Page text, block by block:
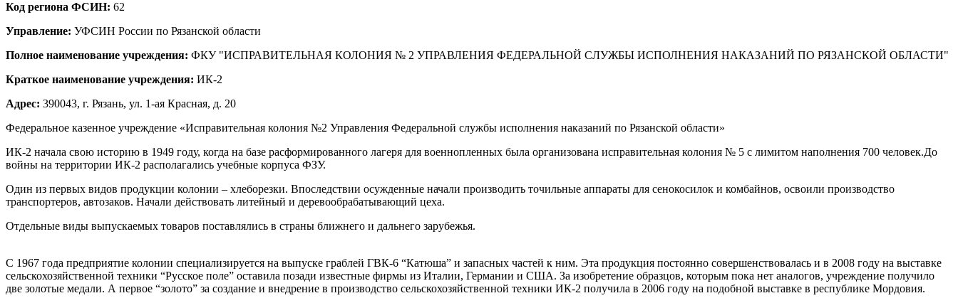
Код региона ФСИН: 62
Управление: УФСИН России по Рязанской области
Полное наименование учреждения: ФКУ "ИСПРАВИТЕЛЬНАЯ КОЛОНИЯ № 2 УПРАВЛЕНИЯ ФЕДЕРАЛЬНОЙ СЛУЖБЫ ИСПОЛНЕНИЯ НАКАЗАНИЙ ПО РЯЗАНСКОЙ ОБЛАСТИ"
Краткое наименование учреждения: ИК-2
Адрес: 390043, г. Рязань, ул. 1-ая Красная, д. 20
Федеральное казенное учреждение «Исправительная колония №2 Управления Федеральной службы исполнения наказаний по Рязанской области»
ИК-2 начала свою историю в 1949 году, когда на базе расформированного лагеря для военнопленных была организована исправительная колония № 5 с лимитом наполнения 700 человек.До
войны на территории ИК-2 располагались учебные корпуса ФЗУ.
Один из первых видов продукции колонии – хлеборезки. Впоследствии осужденные начали производить точильные аппараты для сенокосилок и комбайнов, освоили производство
транспортеров, автозаков. Начали действовать литейный и деревообрабатывающий цеха.
Отдельные виды выпускаемых товаров поставлялись в страны ближнего и дальнего зарубежья.
С 1967 года предприятие колонии специализируется на выпуске граблей ГВК-6 “Катюша” и запасных частей к ним. Эта продукция постоянно совершенствовалась и в 2008 году на выставке
сельскохозяйственной техники “Русское поле” оставила позади известные фирмы из Италии, Германии и США. За изобретение образцов, которым пока нет аналогов, учреждение получило
две золотые медали. А первое “золото” за создание и внедрение в производство сельскохозяйственной техники ИК-2 получила в 2006 году на подобной выставке в республике Мордовия.